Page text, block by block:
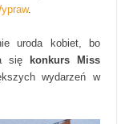
.
uroda kobiet, bo
się
konkurs Miss
wydarzeń w